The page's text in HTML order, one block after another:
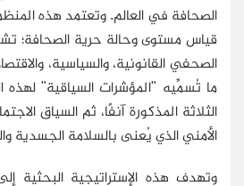
الصحافة في العالم. وتعتمد هذه
قياس مستوى وحالة حرية الصحافة؛
ما تُسمِّيه "المؤشرات السياقية" لهذه
الثلاثة المذكورة آنفًا، ثم السياق
الأمني الذي يُعنى بالسلامة الجسدية
وتهدف هذه الإستراتيجية البحثية